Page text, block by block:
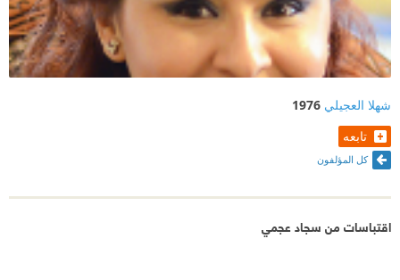
شهلا العجيلي 1976
تابعه
كل المؤلفون
اقتباسات من سجاد عجمي